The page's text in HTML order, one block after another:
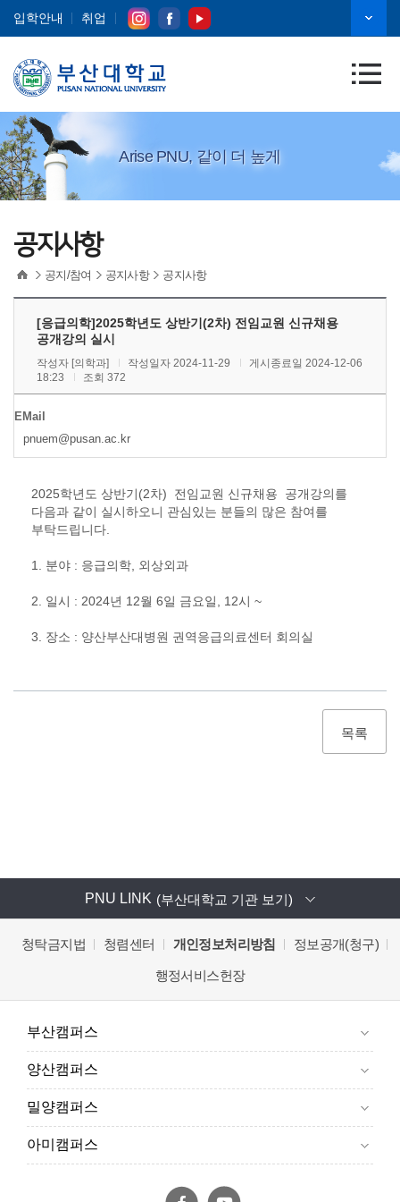
입학안내 취업
Arise PNU, 같이 더 높게
공지사항
공지/참여 공지사항 공지사항
[응급의학]2025학년도 상반기(2차) 전임교원 신규채용
공개강의 실시
작성자 [의학과] 작성일자 2024-11-29
게시종료일 2024-12-06
18:23
조회 372
EMail
pnuem@pusan.ac.kr
2025학년도 상반기(2차) 전임교원 신규채용 공개강의를
다음과 같이 실시하오니 관심있는 분들의 많은 참여를
부탁드립니다.
1. 분야 : 응급의학, 외상외과
2. 일시 : 2024년 12월 6일 금요일, 12시 ~
3. 장소 : 양산부산대병원 권역응급의료센터 회의실
목록
PNU LINK (부산대학교 기관 보기)
청탁금지법 청렴센터 개인정보처리방침 정보공개(청구)
행정서비스헌장
부산캠퍼스
양산캠퍼스
밀양캠퍼스
아미캠퍼스